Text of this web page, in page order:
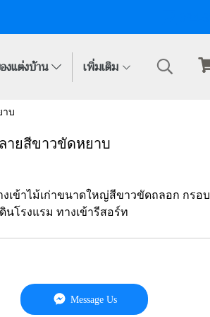
งแต่งบ้าน เพิ่มเติม
าบ
ายสีขาวขัดหยาบ
างเข้าไม้เก่าขนาดใหญ่สีขาวขัดถลอก กรอบ
นโรงแรม ทางเข้ารีสอร์ท
Message Us